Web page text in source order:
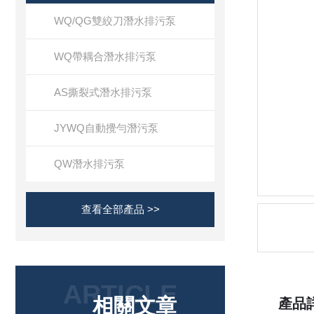
WQ/QG雙絞刀潛水排污泵
WQ帶耦合潛水排污泵
AS撕裂式潛水排污泵
JYWQ自動攪勻潛污泵
QW潛水排污泵
查看全部產品 >>
ARTICLE
相關文章 產品